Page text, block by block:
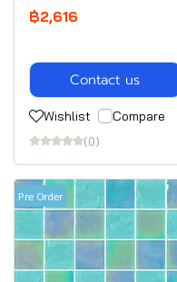
฿2,616
Contact us
Wishlist
Compare
(0)
Pre Order